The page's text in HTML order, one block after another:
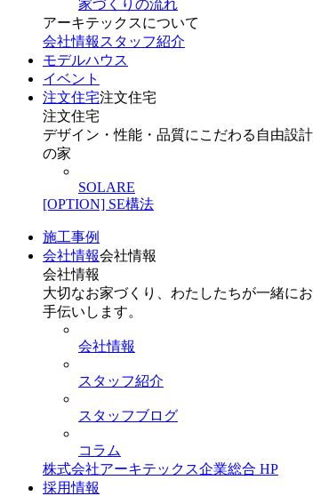
家づくりの流れ
アーキテックスについて
会社情報 スタッフ紹介
モデルハウス
イベント
注文住宅注文住宅
注文住宅
デザイン・性能・品質にこだわる自由設計
の家
SOLARE
[OPTION] SE構法
施工事例
会社情報会社情報
会社情報
大切なお家づくり、わたしたちが一緒にお
手伝いします。
会社情報
スタッフ紹介
スタッフブログ
コラム
株式会社アーキテックス企業総合 HP
採用情報